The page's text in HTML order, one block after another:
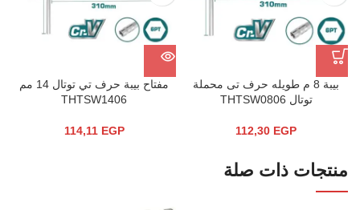
بيبة 8 م طويله حرف تى محملة
توتال THTSW0806
112,30 EGP
مفتاح بيبة حرف تي توتال 14 مم
THTSW1406
114,11 EGP
منتجات ذات صلة